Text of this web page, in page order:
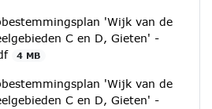
'Wijk van de
C en D, Gieten' -
4 MB
'Wijk van de
C en D, Gieten' -